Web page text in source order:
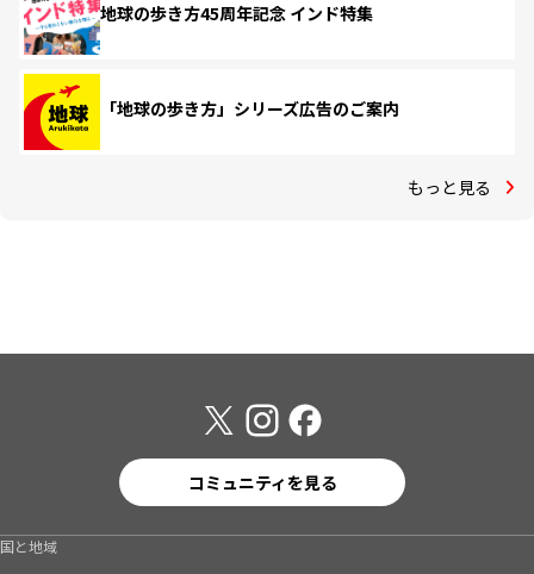
地球の歩き方45周年記念 インド特集
「地球の歩き方」シリーズ広告のご案内
もっと見る
コミュニティを見る
国と地域